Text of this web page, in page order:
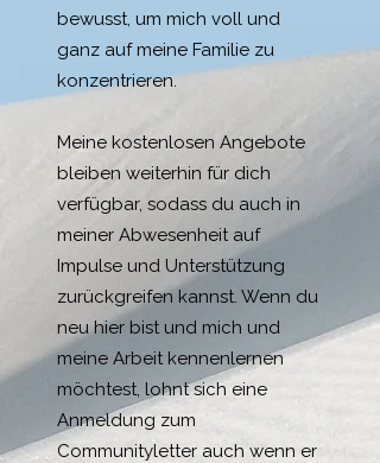
bewusst, um mich voll und
ganz auf meine Familie zu
konzentrieren.
Meine kostenlosen Angebote
bleiben weiterhin für dich
verfügbar, sodass du auch in
meiner Abwesenheit auf
Impulse und Unterstützung
zurückgreifen kannst. Wenn du
neu hier bist und mich und
meine Arbeit kennenlernen
möchtest, lohnt sich eine
Anmeldung zum
Communityletter auch wenn er